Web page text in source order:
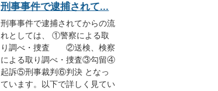
刑事事件で逮捕されて...
刑事事件で逮捕されてからの流
れとしては、 ①警察による取
り調べ・捜査 ②送検、検察
による取り調べ・捜査③勾留④
起訴⑤刑事裁判⑥判決 となっ
ています。以下で詳しく見てい